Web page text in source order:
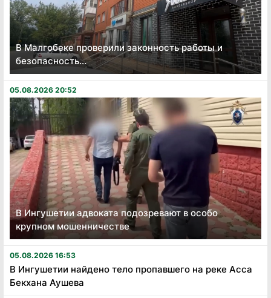
В Малгобеке проверили законность работы и
безопасность...
05.08.2026 20:52
В Ингушетии адвоката подозревают в особо
крупном мошенничестве
05.08.2026 16:53
В Ингушетии найдено тело пропавшего на реке Асса
Бекхана Аушева